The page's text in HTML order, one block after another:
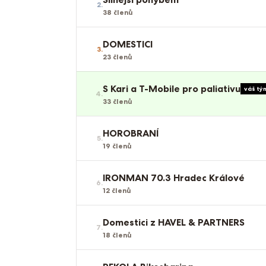
2.
38 členů
3.DOMESTICI
23 členů
4.S Kari a T-Mobile pro paliativu váš
33 členů
5.HOROBRANÍ
19 členů
6.IRONMAN 70.3 Hradec Králové
12 členů
7.Domestici z HAVEL & PARTNERS
18 členů